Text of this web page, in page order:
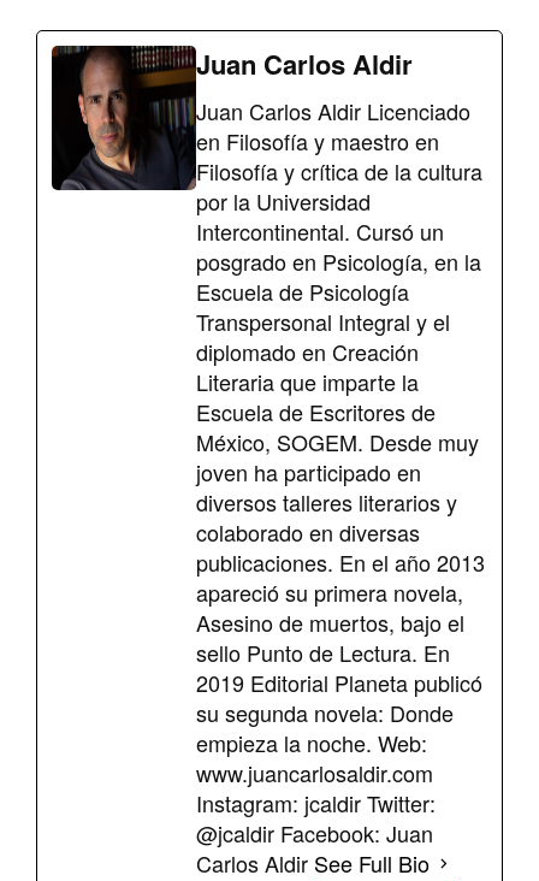
Juan Carlos Aldir
Juan Carlos Aldir Licenciado
en Filosofía y maestro en
Filosofía y crítica de la cultura
por la Universidad
Intercontinental. Cursó un
posgrado en Psicología, en la
Escuela de Psicología
Transpersonal Integral y el
diplomado en Creación
Literaria que imparte la
Escuela de Escritores de
México, SOGEM. Desde muy
joven ha participado en
diversos talleres literarios y
colaborado en diversas
publicaciones. En el año 2013
apareció su primera novela,
Asesino de muertos, bajo el
sello Punto de Lectura. En
2019 Editorial Planeta publicó
su segunda novela: Donde
empieza la noche. Web:
www.juancarlosaldir.com
Instagram: jcaldir Twitter:
@jcaldir Facebook: Juan
Carlos Aldir See Full Bio